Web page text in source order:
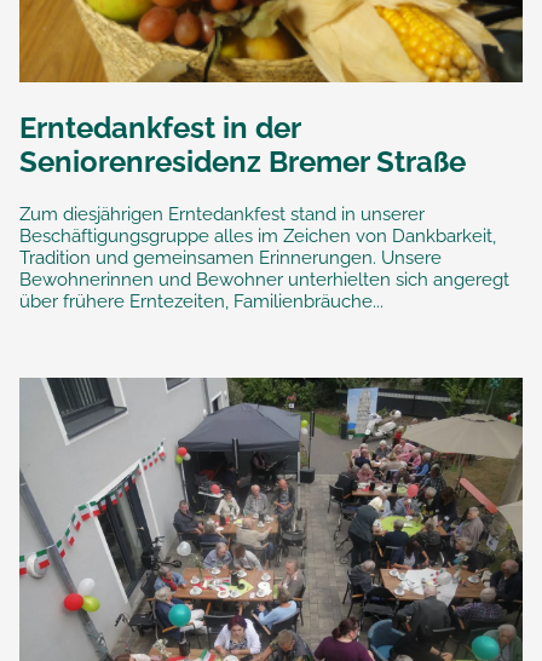
Erntedankfest in der
Seniorenresidenz Bremer Straße
Zum diesjährigen Erntedankfest stand in unserer
Beschäftigungsgruppe alles im Zeichen von Dankbarkeit,
Tradition und gemeinsamen Erinnerungen. Unsere
Bewohnerinnen und Bewohner unterhielten sich angeregt
über frühere Erntezeiten, Familienbräuche...